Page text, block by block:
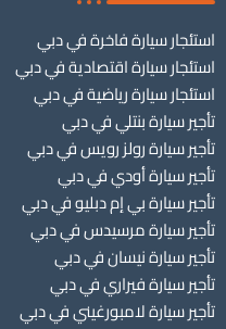
استئجار سيارة فاخرة في دبي
استئجار سيارة اقتصادية في دبي
استئجار سيارة رياضية في دبي
تأجير سيارة بنتلي في دبي
تأجير سيارة رولز رويس في دبي
تأجير سيارة أودي في دبي
تأجير سيارة بي إم دبليو في دبي
تأجير سيارة مرسيدس في دبي
تأجير سيارة نيسان في دبي
تأجير سيارة فيراري في دبي
تأجير سيارة لامبورغيني في دبي